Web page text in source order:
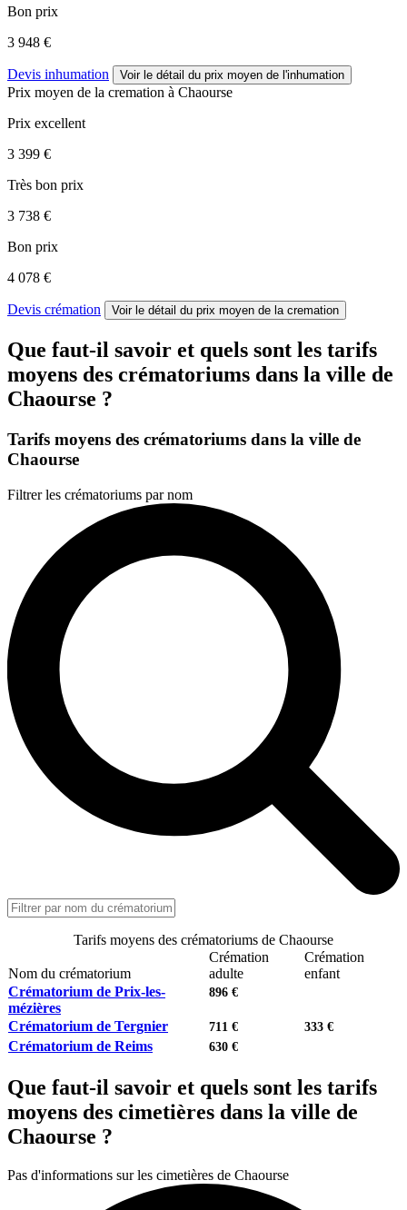
Bon prix
3 948 €
Devis inhumation Voir le détail du prix moyen de l'inhumation
Prix moyen de la cremation à Chaourse
Prix excellent
3 399 €
Très bon prix
3 738 €
Bon prix
4 078 €
Devis crémation Voir le détail du prix moyen de la cremation
Que faut-il savoir et quels sont les tarifs
moyens des crématoriums dans la ville de
Chaourse ?
Tarifs moyens des crématoriums dans la ville de
Chaourse
Filtrer les crématoriums par nom
Tarifs moyens des crématoriums de Chaourse
Nom du crématorium
Crémation
adulte
Crémation
enfant
Crématorium de Prix-les-
mézières
896 €
Crématorium de Tergnier 711 € 333 €
Crématorium de Reims 630 €
Que faut-il savoir et quels sont les tarifs
moyens des cimetières dans la ville de
Chaourse ?
Pas d'informations sur les cimetières de Chaourse